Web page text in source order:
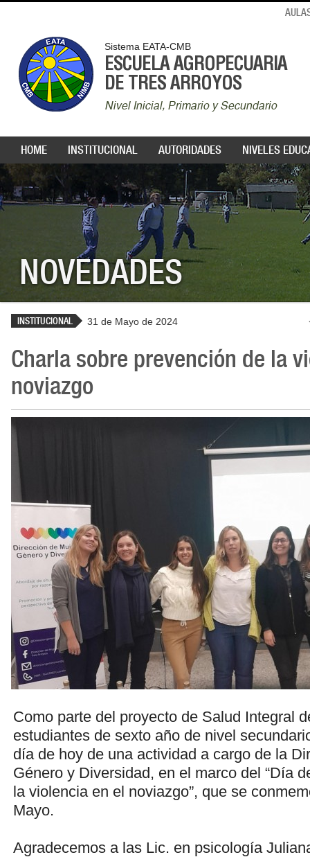
Sistema EATA-CMB
ESCUELA AGROPECUARIA
DE TRES ARROYOS
Nivel Inicial, Primario y Secundario
HOME INSTITUCIONAL AUTORIDADES NIVELES
NOVEDADES
INSTITUCIONAL 31 de Mayo de 2024
Charla sobre prevención de la
noviazgo
Como parte del proyecto de Salud Integral
estudiantes de sexto año de nivel
día de hoy de una actividad a cargo de la
Género y Diversidad, en el marco del “Día
la violencia en el noviazgo”, que se
Mayo.
Agradecemos a las Lic. en psicología